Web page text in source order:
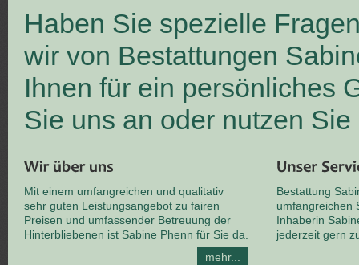
Haben Sie spezielle
wir von Bestattungen
Ihnen für ein persönliches
Sie uns an oder nutzen
Mit einem umfangreichen und qualitativ
sehr guten Leistungsangebot zu fairen
Preisen und umfassender Betreuung der
Hinterbliebenen ist Sabine Phenn für Sie da.
mehr...
Bestattung
umfangreichen
Inhaberin
jederzeit gern